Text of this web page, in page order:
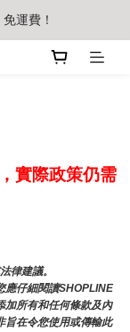
運費！
實際政策仍需
律建議。
應仔細閱讀SHOPLINE
加所有和任何條款及內
旨在令您使用或傳輸此